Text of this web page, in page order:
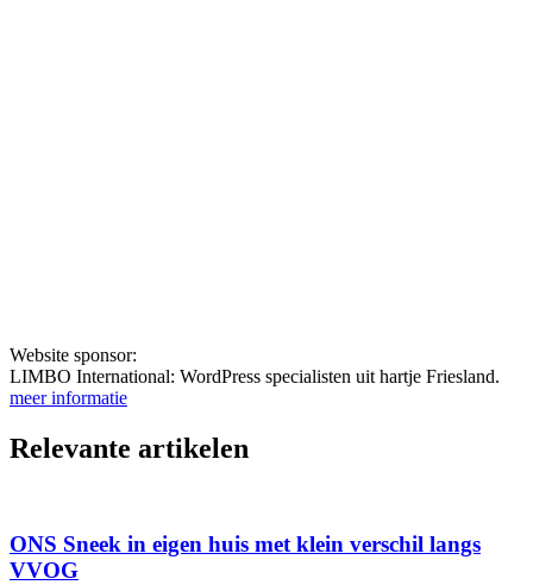
Website sponsor:
LIMBO International: WordPress specialisten uit hartje Friesland.
meer informatie
Relevante artikelen
ONS Sneek in eigen huis met klein verschil langs
VVOG